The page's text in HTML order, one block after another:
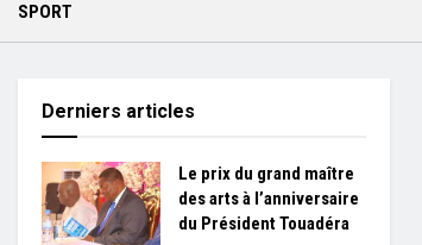
SPORT
Derniers articles
Le prix du grand maître
des arts à l’anniversaire
du Président Touadéra